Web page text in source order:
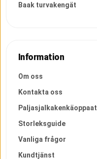
Baak turvakengät
Information
Om oss
Kontakta oss
Paljasjalkakenkäoppaat
Storleksguide
Vanliga frågor
Kundtjänst